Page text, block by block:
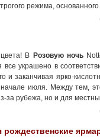
режима, основанного
В Розовую ночь
все украшено в
и заканчивая ярко-
начале июля. Между тем,
за рубежа, но и для
рождественские